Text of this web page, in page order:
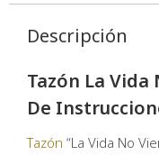
Descripción
Tazón La Vida
De
Tazón “La Vida No